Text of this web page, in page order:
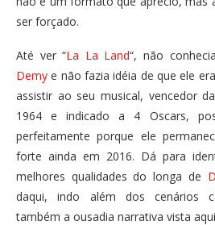
ser forçado.
Até ver “La La Land“, não
Demy e não fazia idéia de que ele
assistir ao seu musical, vencedor
1964 e indicado a 4 Oscars,
perfeitamente porque ele
forte ainda em 2016. Dá para
melhores qualidades do longa de
daqui, indo além dos cenários
também a ousadia narrativa vista